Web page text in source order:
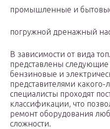
промышленные и
погружной дренажный
В зависимости от вида
представлены
бензиновые и
представителями
специалисты проходят
классификации, что
ремонт оборудования
сложности.